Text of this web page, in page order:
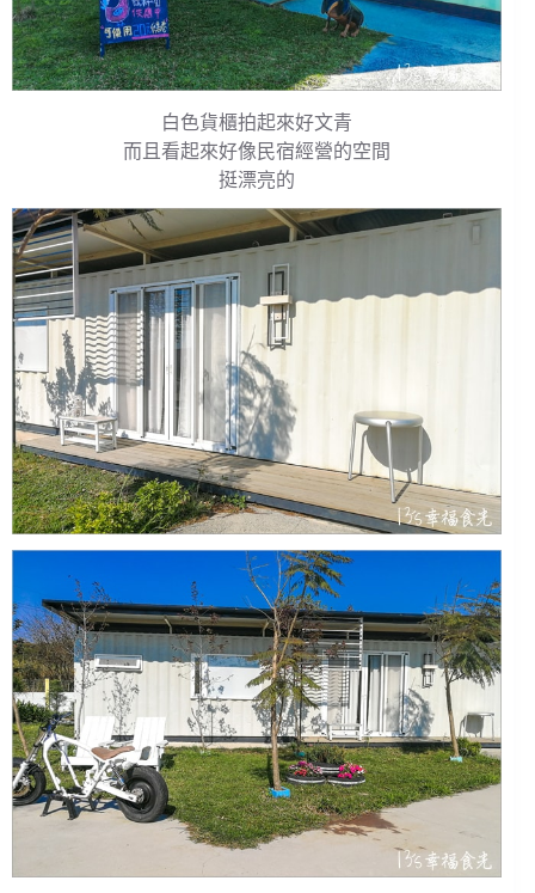
白色貨櫃拍起來好文青
而且看起來好像民宿經營的空間
挺漂亮的